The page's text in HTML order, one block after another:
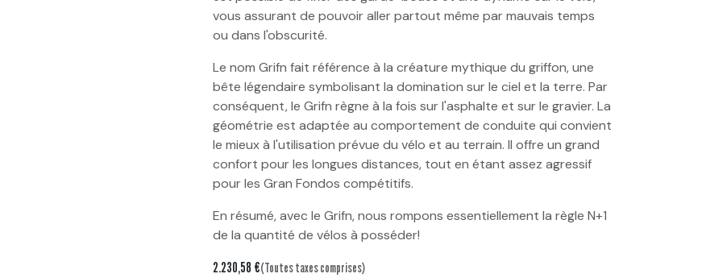
vous assurant de pouvoir aller partout même par mauvais temps
ou dans l'obscurité.
Le nom Grifn fait référence à la créature mythique du griffon, une
bête légendaire symbolisant la domination sur le ciel et la terre. Par
conséquent, le Grifn règne à la fois sur l'asphalte et sur le gravier. La
géométrie est adaptée au comportement de conduite qui convient
le mieux à l'utilisation prévue du vélo et au terrain. Il offre un grand
confort pour les longues distances, tout en étant assez agressif
pour les Gran Fondos compétitifs.
En résumé, avec le Grifn, nous rompons essentiellement la règle N+1
de la quantité de vélos à posséder!
2.230,58 €(Toutes taxes comprises)